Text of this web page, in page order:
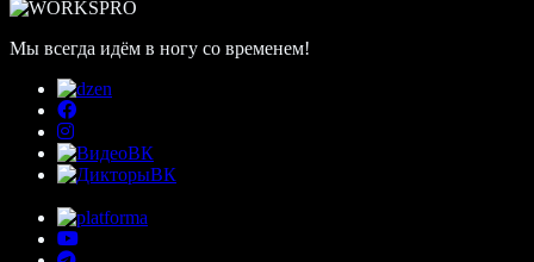
Мы всегда идём в ногу со временем!